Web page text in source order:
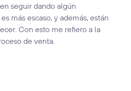
seguir dando algún
más escaso, y además, están
Con esto me refiero a la
de venta.